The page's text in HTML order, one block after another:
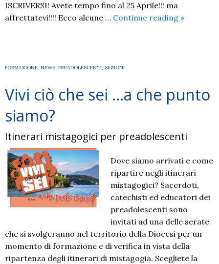
ISCRIVERSI! Avete tempo fino al 25 Aprile!!! ma
affrettatevi!!!! Ecco alcune … Continue reading MOLO
»
FORMAZIONE, NEWS, PREADOLESCENTI, SEZIONI
Vivi ciò che sei …a che punto
siamo?
Itinerari mistagogici per preadolescenti
Dove siamo arrivati e come
ripartire negli itinerari
mistagogici? Sacerdoti,
catechisti ed educatori dei
preadolescenti sono
invitati ad una delle serate
che si svolgeranno nel territorio della Diocesi per un
momento di formazione e di verifica in vista della
ripartenza degli itinerari di mistagogia. Scegliete la